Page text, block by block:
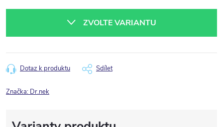
ZVOLTE VARIANTU
Dotaz k produktu Sdílet
Značka: Dr.nek